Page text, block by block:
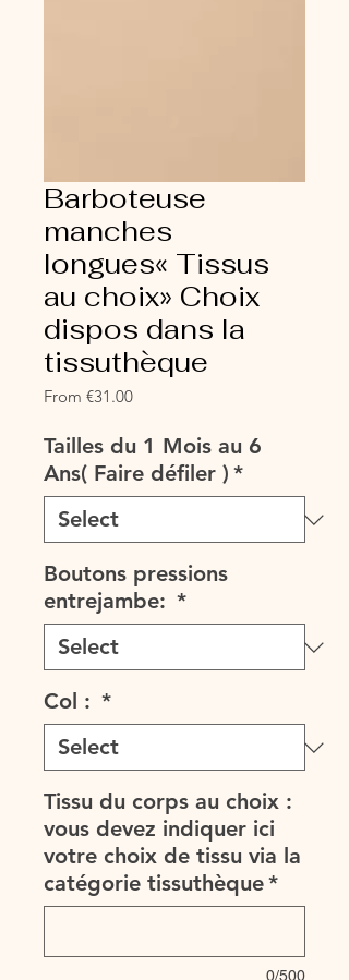
Barboteuse
manches
longues« Tissus
au choix» Choix
dispos dans la
tissuthèque
From €31.00Sale
Tailles du 1 Mois au 6
Ans( Faire défiler ) *
Boutons pressions
entrejambe: *
Col : *
Tissu du corps au choix :
vous devez indiquer ici
votre choix de tissu via la
catégorie tissuthèque*
0/500